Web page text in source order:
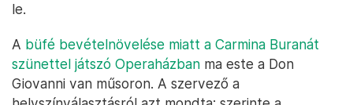
le.
A büfé bevételnövelése miatt a Carmina Buranát
szünettel játszó Operaházban ma este a Don
Giovanni van műsoron. A szervező a